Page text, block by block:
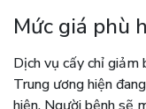
Mức giá phù
Dịch vụ cấy chỉ giảm
Trung ương hiện
hiện. Người bệnh sẽ